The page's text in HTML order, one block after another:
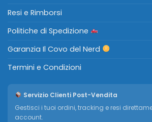
Resi e Rimborsi
Politiche di Spedizione
Garanzia Il Covo del Nerd
Termini e Condizioni
Servizio Clienti Post-Vendita
Gestisci i tuoi ordini, tracking e resi
account.